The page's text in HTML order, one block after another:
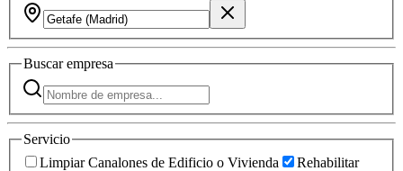
Buscarempresa
Servicio
Limpiar Canalones de Edificio o Vivienda
Rehabilitar